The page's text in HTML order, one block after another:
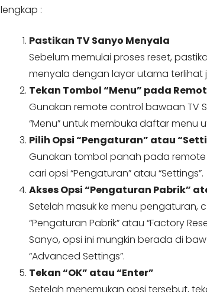
lengkap :
Pastikan TV Sanyo Menyala
Sebelum memulai proses reset,
menyala dengan layar utama terlihat
Tekan Tombol “Menu” pada
Gunakan remote control bawaan TV
“Menu” untuk membuka daftar menu
Pilih Opsi “Pengaturan” atau
Gunakan tombol panah pada
cari opsi “Pengaturan” atau “Settings”.
Akses Opsi “Pengaturan Pabrik”
Setelah masuk ke menu pengaturan,
“Pengaturan Pabrik” atau “Factory
Sanyo, opsi ini mungkin berada di
“Advanced Settings”.
Tekan “OK” atau “Enter”
Setelah menemukan opsi tersebut,